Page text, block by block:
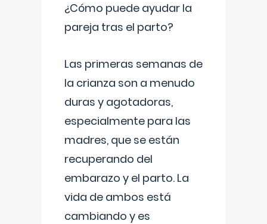
¿Cómo puede ayudar la
pareja tras el parto?
Las primeras semanas de
la crianza son a menudo
duras y agotadoras,
especialmente para las
madres, que se están
recuperando del
embarazo y el parto. La
vida de ambos está
cambiando y es